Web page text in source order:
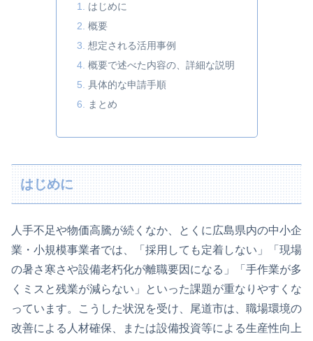
はじめに
概要
想定される活用事例
概要で述べた内容の、詳細な説明
具体的な申請手順
まとめ
はじめに
人手不足や物価高騰が続くなか、とくに広島県内の中小企
業・小規模事業者では、「採用しても定着しない」「現場
の暑さ寒さや設備老朽化が離職要因になる」「手作業が多
くミスと残業が減らない」といった課題が重なりやすくな
っています。こうした状況を受け、尾道市は、職場環境の
改善による人材確保、または設備投資等による生産性向上